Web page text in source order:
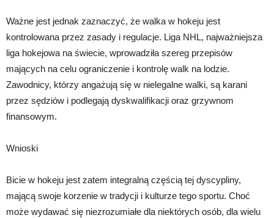
Ważne jest jednak zaznaczyć, że walka w hokeju jest
kontrolowana przez zasady i regulacje. Liga NHL, najważniejsza
liga hokejowa na świecie, wprowadziła szereg przepisów
mających na celu ograniczenie i kontrolę walk na lodzie.
Zawodnicy, którzy angażują się w nielegalne walki, są karani
przez sędziów i podlegają dyskwalifikacji oraz grzywnom
finansowym.
Wnioski
Bicie w hokeju jest zatem integralną częścią tej dyscypliny,
mającą swoje korzenie w tradycji i kulturze tego sportu. Choć
może wydawać się niezrozumiałe dla niektórych osób, dla wielu